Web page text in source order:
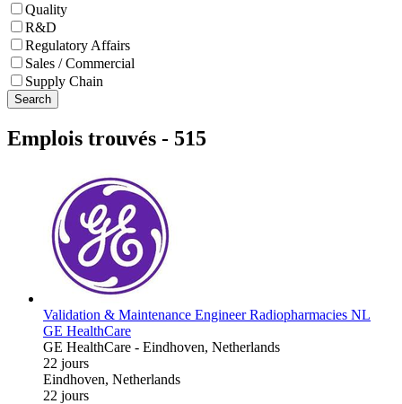
Quality
R&D
Regulatory Affairs
Sales / Commercial
Supply Chain
Search
Emplois trouvés - 515
Validation & Maintenance Engineer Radiopharmacies NL
GE HealthCare
GE HealthCare - Eindhoven, Netherlands
22 jours
Eindhoven, Netherlands
22 jours